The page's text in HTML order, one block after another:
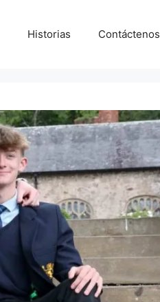
Historias Contáctenos